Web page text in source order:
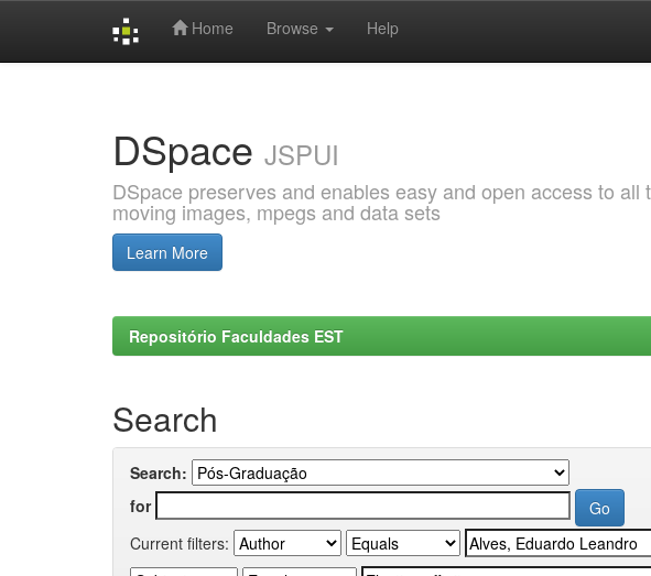
Home Browse Help
DSpace JSPUI
DSpace preserves and enables easy and open access to
moving images, mpegs and data sets
Learn More
Repositório Faculdades EST
Search
Search:
for
Current filters: